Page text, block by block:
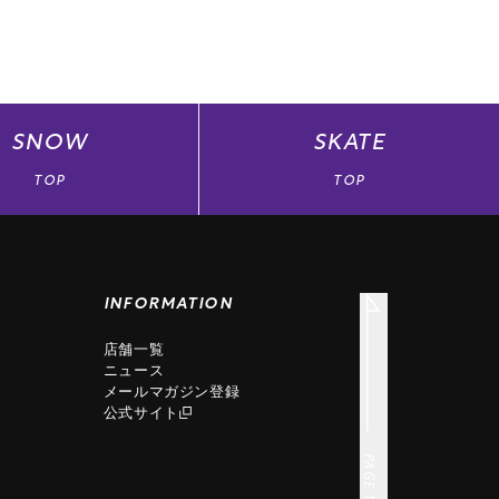
SNOW
TOP
SKATE
TOP
INFORMATION
店舗一覧
ニュース
メールマガジン登録
公式サイト